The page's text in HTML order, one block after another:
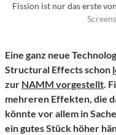
Fission ist nur das erste
Eine ganz neue
Structural Effects schon
zur NAMM vorgestellt.
mehreren Effekten, die
könnte vor allem in
ein gutes Stück höher